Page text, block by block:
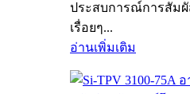
ประสบการณ์การสัม
เรื่อยๆ...
อ่านเพิ่มเติม